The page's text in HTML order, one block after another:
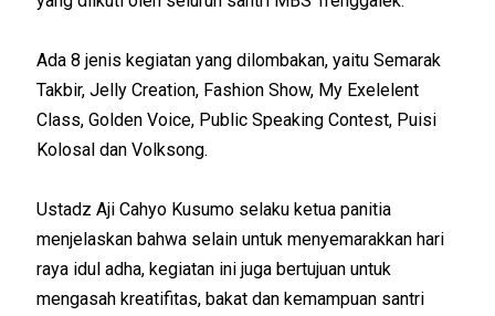
Ada 8 jenis kegiatan yang dilombakan, yaitu Semarak
Takbir, Jelly Creation, Fashion Show, My Exelelent
Class, Golden Voice, Public Speaking Contest, Puisi
Kolosal dan Volksong.
Ustadz Aji Cahyo Kusumo selaku ketua panitia
menjelaskan bahwa selain untuk menyemarakkan hari
raya idul adha, kegiatan ini juga bertujuan untuk
mengasah kreatifitas, bakat dan kemampuan santri